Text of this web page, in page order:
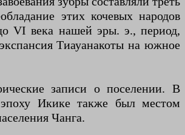
этих кочевых народов
VI века нашей эры. э., период,
экспансия Тиауанакоты на южное
записи о поселении. В
Икике также был местом
Чанга.